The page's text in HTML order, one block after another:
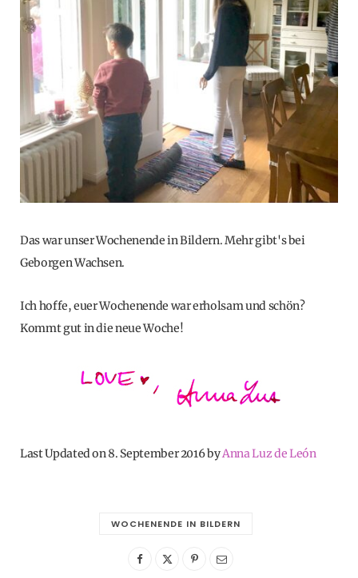
Das war unser Wochenende in Bildern. Mehr gibt's bei
Geborgen Wachsen.
Ich hoffe, euer Wochenende war erholsam und schön?
Kommt gut in die neue Woche!
Last Updated on 8. September 2016 byAnna Luz de León
WOCHENENDE IN BILDERN